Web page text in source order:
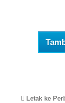
Letak ke